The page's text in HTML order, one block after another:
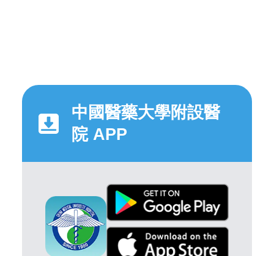
中國醫藥大學附設醫
院 APP